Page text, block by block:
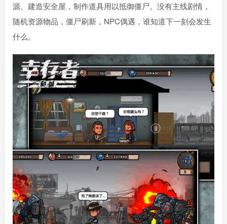
源、建造安全屋，制作道具用以抵御僵尸。没有主线剧情，
随机资源物品，僵尸刷新，NPC偶遇，谁知道下一刻会发生
什么。